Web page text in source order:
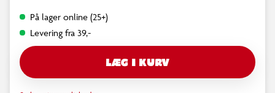
På lager online (25+)
Levering fra 39,-
LÆG I KURV